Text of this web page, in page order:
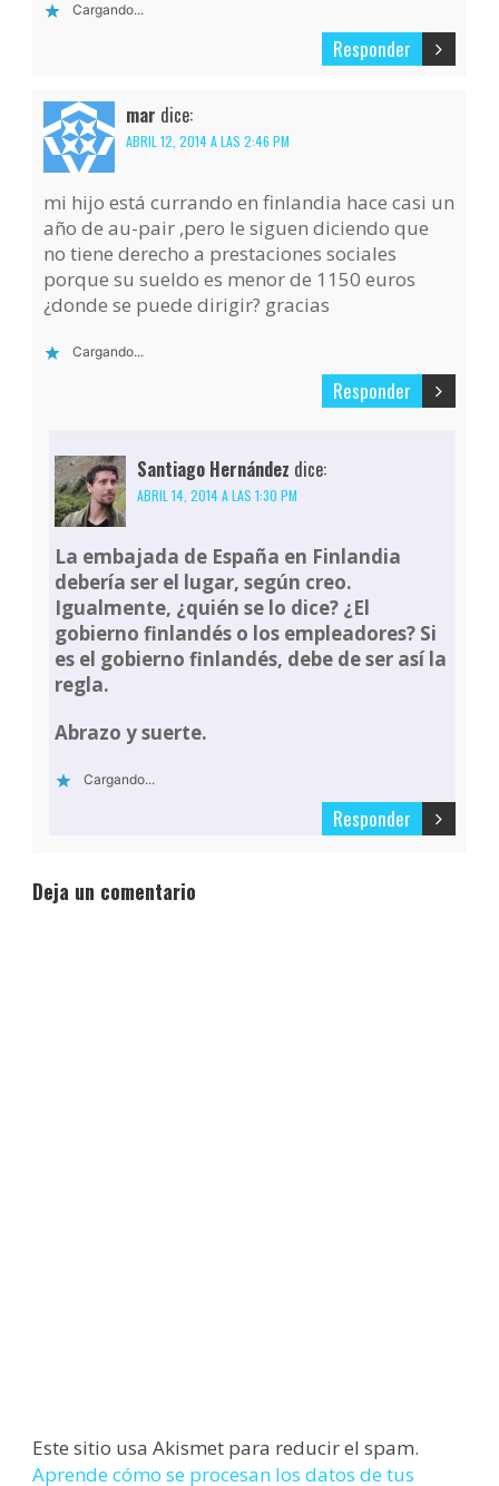
Cargando...
Responder
mar dice:
ABRIL 12, 2014 A LAS 2:46 PM
mi hijo está currando en finlandia hace casi un
año de au-pair ,pero le siguen diciendo que
no tiene derecho a prestaciones sociales
porque su sueldo es menor de 1150 euros
¿donde se puede dirigir? gracias
Cargando...
Responder
Santiago Hernández dice:
ABRIL 14, 2014 A LAS 1:30 PM
La embajada de España en Finlandia
debería ser el lugar, según creo.
Igualmente, ¿quién se lo dice? ¿El
gobierno finlandés o los empleadores? Si
es el gobierno finlandés, debe de ser así la
regla.
Abrazo y suerte.
Cargando...
Responder
Deja un comentario
Este sitio usa Akismet para reducir el spam.
Aprende cómo se procesan los datos de tus